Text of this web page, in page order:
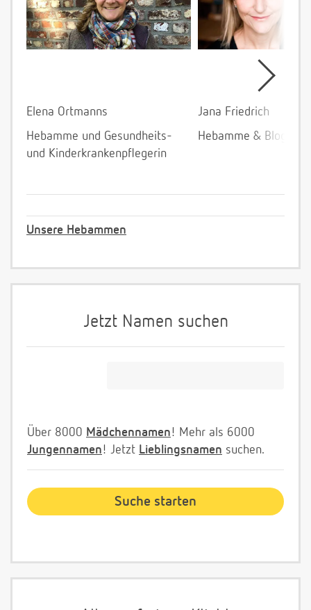
Elena Ortmanns
Hebamme und Gesundheits-
und Kinderkrankenpflegerin
Jana Friedrich
Hebamme &
Unsere Hebammen
Jetzt Namen suchen
Über 8000 Mädchennamen! Mehr als 6000
Jungennamen! Jetzt Lieblingsnamen suchen.